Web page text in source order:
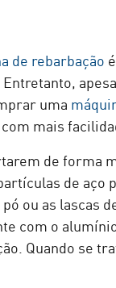
de rebarbação
uma
mais
de forma
de aço
ou as lascas
com o
Quando se